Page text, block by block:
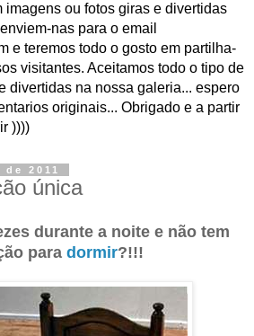
imagens ou fotos giras e divertidas
nas para o email
e teremos todo o gosto em partilha-
visitantes. Aceitamos todo o tipo de
divertidas na nossa galeria... espero
originais... Obrigado e a partir
))))
2011
única
durante a noite e não tem
para dormir?!!!